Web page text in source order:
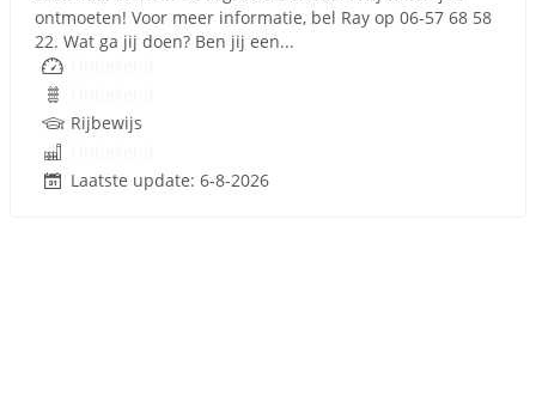
ontmoeten! Voor meer informatie, bel Ray op 06-57 68 58
22. Wat ga jij doen? Ben jij een...
Rijbewijs
Laatste update: 6-8-2026